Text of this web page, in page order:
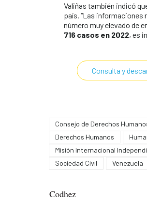
Valiñas también indicó
país. “Las informaciones
número muy elevado de
716 casos en 2022, es
Consulta y
Consejo de Derechos
Derechos Humanos
Misión Internacional
Sociedad Civil
Venezuela
Codhez